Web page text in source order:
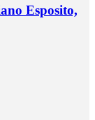
Esposito,